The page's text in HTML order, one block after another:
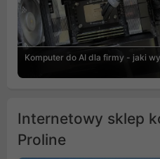
Komputer do AI dla firmy - jaki
Internetowy sklep
Proline